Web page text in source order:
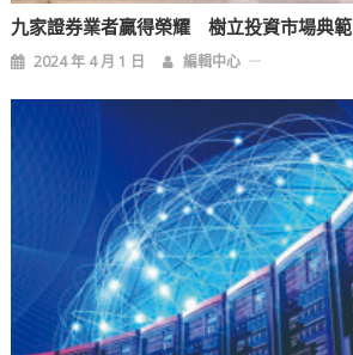
九家證券業者贏得榮耀 樹立投資市場典範
2024 年 4 月 1 日 編輯中心